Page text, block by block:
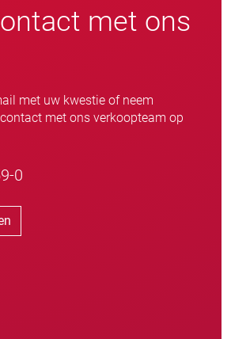
met ons
met uw kwestie of neem
met ons verkoopteam op
0